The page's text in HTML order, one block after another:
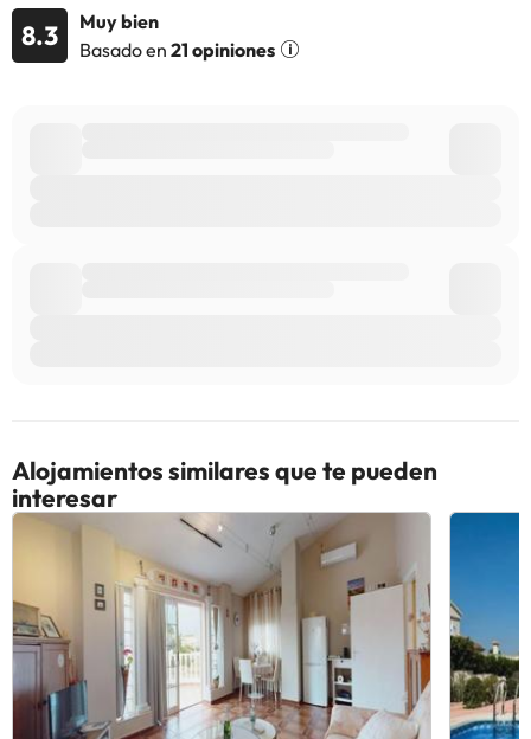
información de esta ficha está sujeta a cambios por parte del
alojamiento. Si tienes dudas, contáctanos.
8.3
Muy bien
Basado en 21 opiniones
Alojamientos similares que te pueden
interesar